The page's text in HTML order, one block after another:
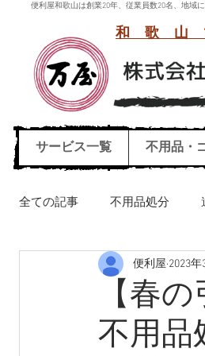
便利屋和歌山は創業20年、従業員数20名、地域
和歌
サービス一覧 不用品・
全ての記事 不用品処分
引っ越しごみ処分 ハウ
エレクトーン運び出し処分
【春
不用品
便利屋 2023年